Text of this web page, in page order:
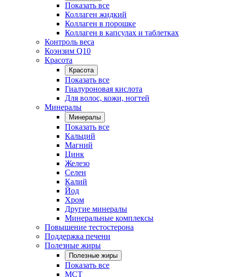
Показать все
Коллаген жидкий
Коллаген в порошке
Коллаген в капсулах и таблетках
Контроль веса
Коэнзим Q10
Красота
Красота
Показать все
Гиалуроновая кислота
Для волос, кожи, ногтей
Минералы
Минералы
Показать все
Кальций
Магний
Цинк
Железо
Селен
Калий
Йод
Хром
Другие минералы
Минеральные комплексы
Повышение тестостерона
Поддержка печени
Полезные жиры
Полезные жиры
Показать все
MCT